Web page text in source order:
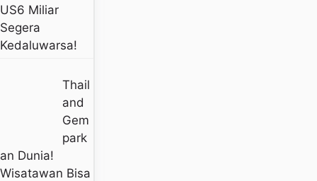
US6 Miliar
Segera
Kedaluwarsa!
Thail
And
Gem
Park
An Dunia!
Wisatawan Bisa